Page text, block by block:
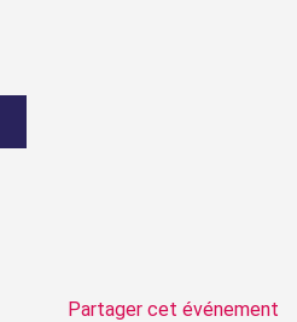
Partager cet événement